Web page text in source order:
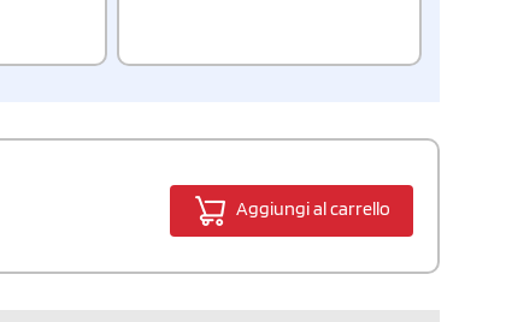
Aggiungi al carrello